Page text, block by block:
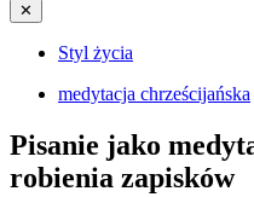
✕
Styl życia
medytacja chrześcijańska
Pisanie jako
robienia zapisków